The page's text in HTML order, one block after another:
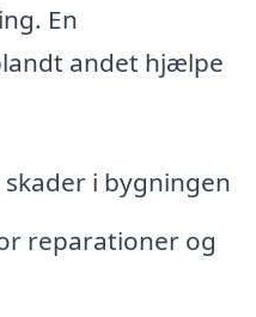
En
andet hjælpe
i bygningen
reparationer og